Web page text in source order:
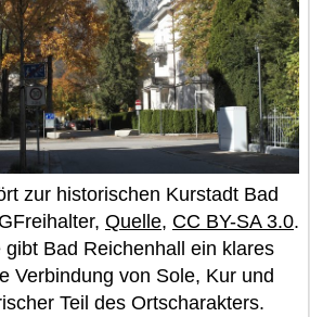
zur historischen Kurstadt Bad
Quelle, CC BY-SA 3.0.
Bad Reichenhall ein klares
Verbindung von Sole, Kur und
Teil des Ortscharakters.